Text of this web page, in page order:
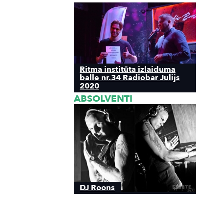
Ritma institūta izlaiduma
balle nr.34 Radiobar Julijs
2020
ABSOLVENTI
DJ Roons